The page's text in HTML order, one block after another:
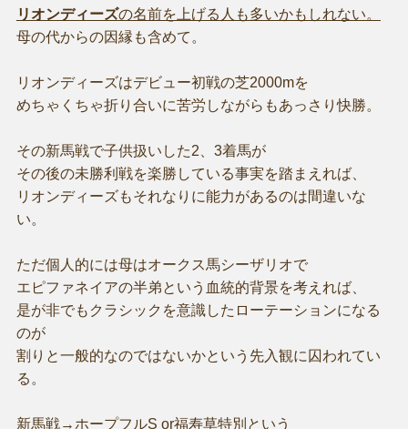
リオンディーズの名前を上げる人も多いかもしれない。
母の代からの因縁も含めて。
リオンディーズはデビュー初戦の芝2000mを
めちゃくちゃ折り合いに苦労しながらもあっさり快勝。
その新馬戦で子供扱いした2、3着馬が
その後の未勝利戦を楽勝している事実を踏まえれば、
リオンディーズもそれなりに能力があるのは間違いな
い。
ただ個人的には母はオークス馬シーザリオで
エピファネイアの半弟という血統的背景を考えれば、
是が非でもクラシックを意識したローテーションになる
のが
割りと一般的なのではないかという先入観に囚われてい
る。
新馬戦→ホープフルS or福寿草特別という